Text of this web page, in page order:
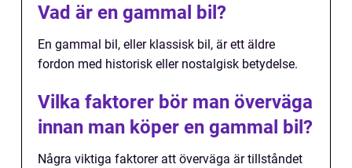
Vad är en gammal bil?
En gammal bil, eller klassisk bil, är ett äldre
fordon med historisk eller nostalgisk betydelse.
Vilka faktorer bör man överväga
innan man köper en gammal bil?
Några viktiga faktorer att överväga är tillståndet